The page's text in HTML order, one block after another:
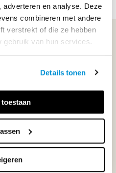
en analyse. Deze
combineren met andere
verstrekt of die ze hebben
gebruik van hun services.
Details tonen
JE KLAAR!
uur